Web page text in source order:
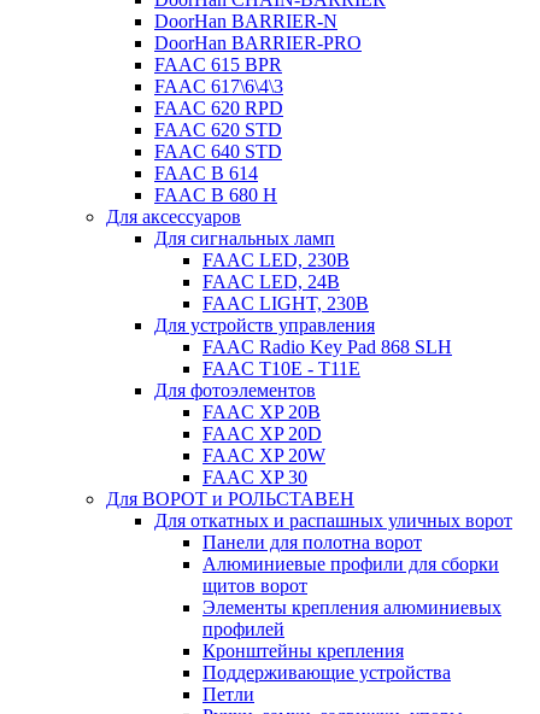
DoorHan BARRIER-N
DoorHan BARRIER-PRO
FAAC 615 BPR
FAAC 617\6\4\3
FAAC 620 RPD
FAAC 620 STD
FAAC 640 STD
FAAC B 614
FAAC B 680 H
Для аксессуаров
Для сигнальных ламп
FAAC LED, 230B
FAAC LED, 24B
FAAC LIGHT, 230B
Для устройств управления
FAAC Radio Key Pad 868 SLH
FAAC T10E - T11E
Для фотоэлементов
FAAC XP 20B
FAAC XP 20D
FAAC XP 20W
FAAC XP 30
Для ВОРОТ и РОЛЬСТАВЕН
Для откатных и распашных уличных ворот
Панели для полотна ворот
Алюминиевые профили для сборки
щитов ворот
Элементы крепления алюминиевых
профилей
Кронштейны крепления
Поддерживающие устройства
Петли